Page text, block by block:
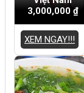
Bánh
Bánh
Bánh
Bánh
Bánh
Bánh
3,000,000 ₫
XEM NGAY!!!